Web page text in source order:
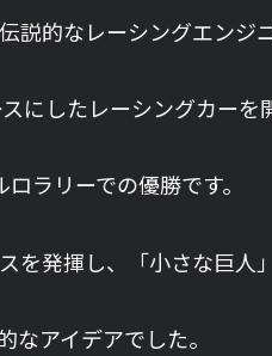
的なレーシングエンジ
にしたレーシングカー
ラリーでの優勝です。
発揮し、「小さな巨人
アイデアでした。